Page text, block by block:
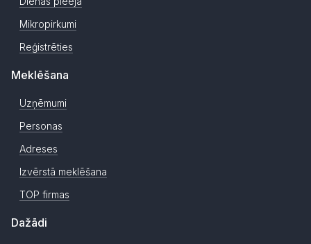
Mikropirkumi
Reģistrēties
Meklēšana
Uzņēmumi
Personas
Adreses
Izvērstā meklēšana
TOP firmas
Dažādi